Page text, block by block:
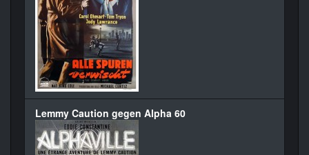
Lemmy Caution gegen Alpha 60